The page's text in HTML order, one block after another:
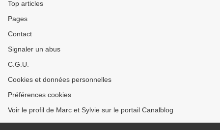
Top articles
Pages
Contact
Signaler un abus
C.G.U.
Cookies et données personnelles
Préférences cookies
Voir le profil de Marc et Sylvie sur le portail Canalblog